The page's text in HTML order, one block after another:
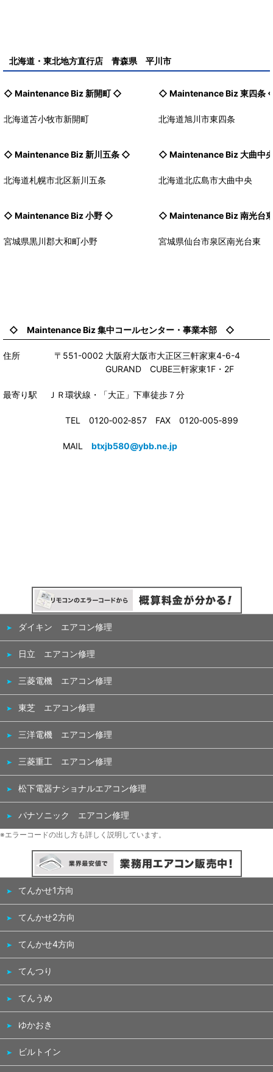
北海道・東北地方直行店 青森県 平川市
◇ Maintenance Biz新開町 ◇
北海道苫小牧市新開町
◇ Maintenance Biz東四条
北海道旭川市東四条
◇ Maintenance Biz新川五条 ◇
北海道札幌市北区新川五条
◇ Maintenance Biz大曲中
北海道北広島市大曲中央
◇ Maintenance Biz小野 ◇
宮城県黒川郡大和町小野
◇ Maintenance Biz南光台
宮城県仙台市泉区南光台東
◇ Maintenance Biz 集中コールセンター・事業本部 ◇
住所 〒551-0002 大阪府大阪市大正区三軒家東4-6-4
GURAND CUBE三軒家東1F・2F
最寄り駅 ＪＲ環状線・「大正」下車徒歩７分
TEL 0120‐002‐857 FAX 0120‐005‐899
MAIL btxjb580@ybb.ne.jp
ダイキン エアコン修理
日立 エアコン修理
三菱電機 エアコン修理
東芝 エアコン修理
三洋電機 エアコン修理
三菱重工 エアコン修理
松下電器ナショナルエアコン修理
パナソニック エアコン修理
※エラーコードの出し方も詳しく説明しています。
てんかせ1方向
てんかせ2方向
てんかせ4方向
てんつり
てんうめ
ゆかおき
ビルトイン